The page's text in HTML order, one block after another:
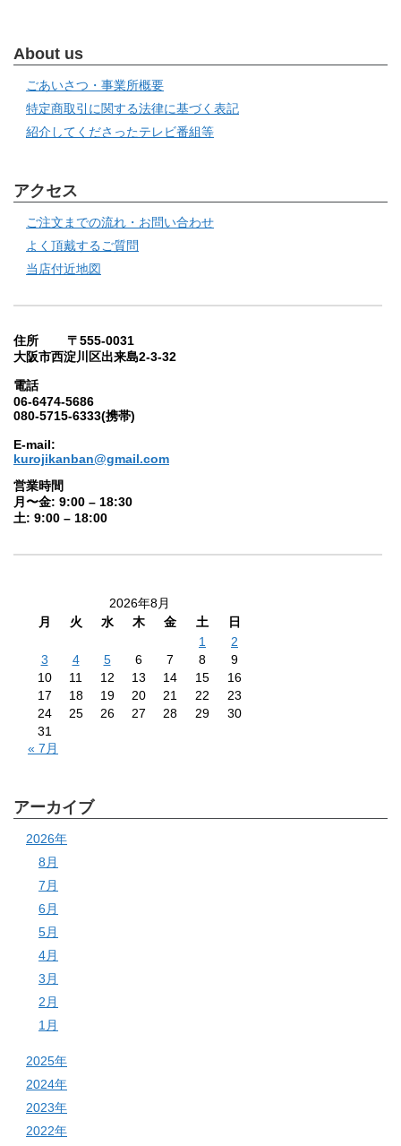
About us
ごあいさつ・事業所概要
特定商取引に関する法律に基づく表記
紹介してくださったテレビ番組等
アクセス
ご注文までの流れ・お問い合わせ
よく頂戴するご質問
当店付近地図
住所 〒555-0031
大阪市西淀川区出来島2-3-32
電話
06-6474-5686
080-5715-6333(携帯)
E-mail:
kurojikanban@gmail.com
営業時間
月〜金: 9:00 – 18:30
土: 9:00 – 18:00
2026年8月
月
火 水 木 金 土
日
1
2
3
4 5 6 7 8
9
10
11 12 13 14 15
16
17
18 19 20 21 22
23
24
25 26 27 28 29
30
31
« 7月
アーカイブ
2026年
8月
7月
6月
5月
4月
3月
2月
1月
2025年
2024年
2023年
2022年